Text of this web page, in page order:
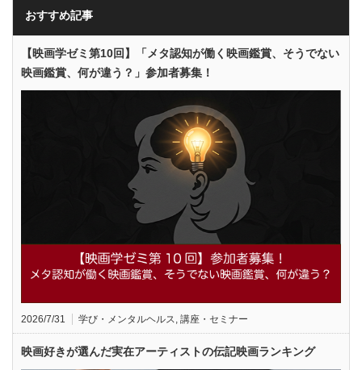
おすすめ記事
【映画学ゼミ第10回】「メタ認知が働く映画鑑賞、そうでない
映画鑑賞、何が違う？」参加者募集！
2026/7/31 学び・メンタルヘルス, 講座・セミナー
映画好きが選んだ実在アーティストの伝記映画ランキング